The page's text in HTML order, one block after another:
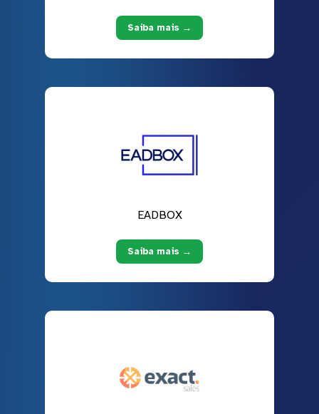
Saiba mais →
EADBOX
Saiba mais →